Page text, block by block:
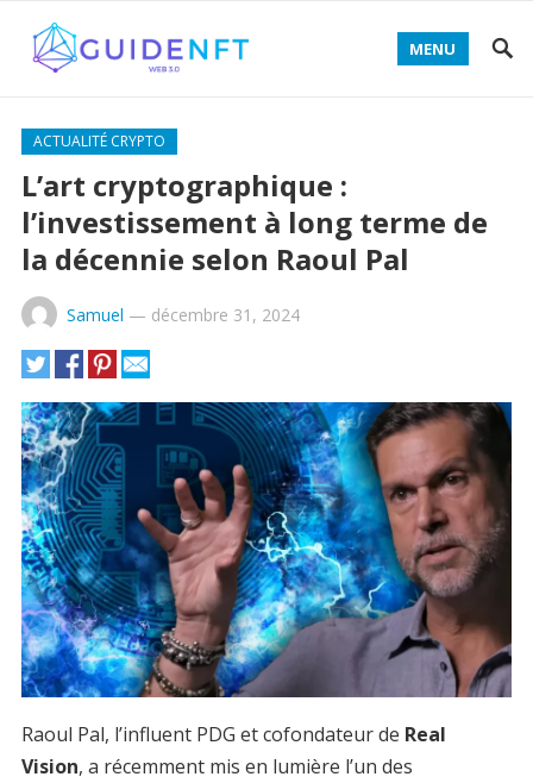
MENU
Decentralized token swap interface for traders -
UNISWAP TRADE CRYPTO- execute low-fee trades and
manage liquidity efficiently.
ACTUALITÉ CRYPTO
L’art cryptographique :
l’investissement à long terme de
la décennie selon Raoul Pal
Samuel — décembre 31, 2024
Raoul Pal, l’influent PDG et cofondateur de Real
Vision, a récemment mis en lumière l’un des